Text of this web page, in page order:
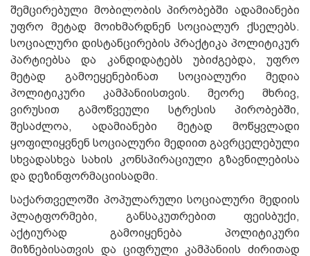
შემცირებული მობილობის პირობებში ადამიანები
უფრო მეტად მოიხმარდნენ სოციალურ ქსელებს.
სოციალური დისტანცირების პრაქტიკა პოლიტიკურ
პარტიებსა და კანდიდატებს უბიძგებდა, უფრო
მეტად გამოეყენებინათ სოციალური მედია
პოლიტიკური კამპანიისთვის. მეორე მხრივ,
ვირუსით გამოწვეული სტრესის პირობებში,
შესაძლოა, ადამიანები მეტად მოწყვლადი
ყოფილიყვნენ სოციალური მედიით გავრცელებული
სხვადასხვა სახის კონსპირაციული გზავნილებისა
და დეზინფორმაციისადმი.
საქართველოში პოპულარული სოციალური მედიის
პლატფორმები, განსაკუთრებით ფეისბუქი,
აქტიურად გამოიყენება პოლიტიკური
მიზნებისათვის და ციფრული კამპანიის ძირითად